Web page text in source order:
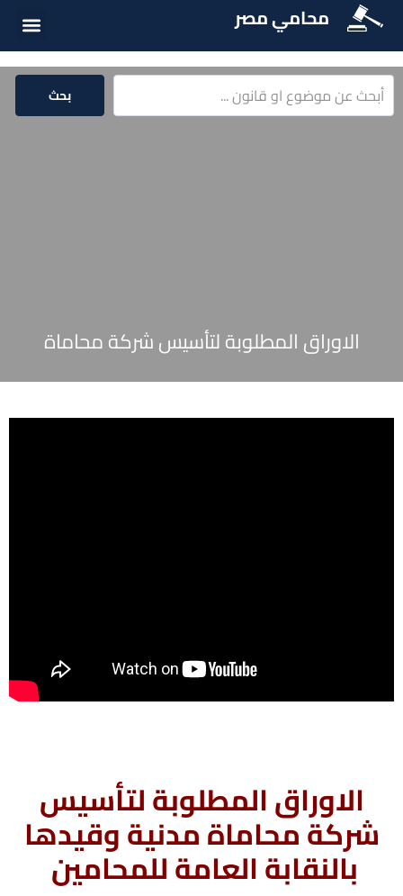
محامي مصر
بحث
الاوراق المطلوبة لتأسيس شركة محاماة
الاوراق المطلوبة لتأسيس
شركة محاماة مدنية وقيدها
بالنقابة العامة للمحامين